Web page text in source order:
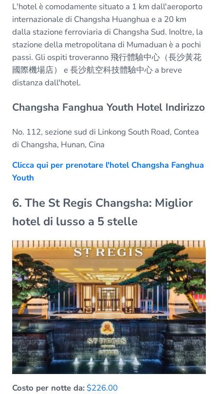
L'hotel è comodamente situato a 1 km dall'aeroporto
internazionale di Changsha Huanghua e a 20 km
dalla stazione ferroviaria di Changsha Sud. Inoltre, la
stazione della metropolitana di Mumaduan è a pochi
passi. Gli ospiti troveranno 飛行體驗中心（長沙黃花
國際機場店） e 長沙航空科技體驗中心 a breve
distanza dall'hotel.
Changsha Fanghua Youth Hotel Indirizzo
No. 112, sezione sud di Linkong South Road, Contea
di Changsha, Hunan, Cina
Clicca qui per prenotare l'hotel Changsha Fanghua
Youth
6. The St Regis Changsha: Miglior
hotel di lusso a 5 stelle
Costo per notte da: $226.00